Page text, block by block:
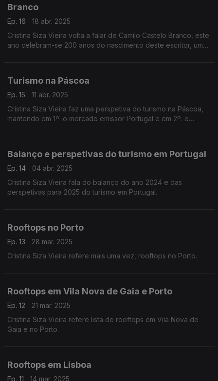
Branco
Ep. 16
18 abr. 2025
Cristina Siza Vieira volta a falar de Camilo Castelo Branco, este
ano celebram-se 200 anos do nascimento deste escritor, um
Turismo na Páscoa
Ep. 15
11 abr. 2025
Cristina Siza Vieira faz uma perspetiva do turismo na Páscoa,
mantendo em 1º. o mercado emissor Portugal e em 2º. o
Balanço e perspetivas do turismo em Portugal
Ep. 14
04 abr. 2025
Cristina Siza Vieira fala do balanço do ano 2024 e das
perspetivas para 2025 do turismo em Portugal.
Rooftops no Porto
Ep. 13
28 mar. 2025
Cristina Siza Vieira refere mais uma vez, rooftops no Porto.
Rooftops em Vila Nova de Gaia e Porto
Ep. 12
21 mar. 2025
Cristina Siza Vieira refere lista de rooftops em Vila Nova de
Gaia e no Porto.
Rooftops em Lisboa
Ep. 11
14 mar. 2025